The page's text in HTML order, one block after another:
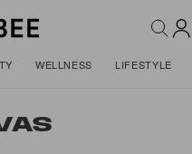
WELLNESS LIFESTYLE